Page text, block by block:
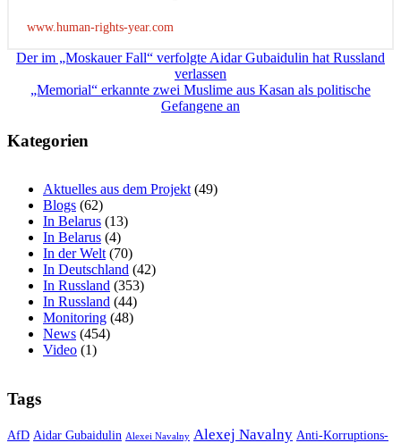
www.human-rights-year.com
Beitragsnavigation
Der im „Moskauer Fall“ verfolgte Aidar Gubaidulin hat Russland
verlassen
„Memorial“ erkannte zwei Muslime aus Kasan als politische
Gefangene an
Kategorien
Aktuelles aus dem Projekt(49)
Blogs (62)
In Belarus (13)
In Belarus (4)
In der Welt(70)
In Deutschland (42)
In Russland (353)
In Russland (44)
Monitoring (48)
News (454)
Video (1)
Tags
AfD Aidar Gubaidulin Alexei Navalny Alexej Navalny Anti-Korruptions-